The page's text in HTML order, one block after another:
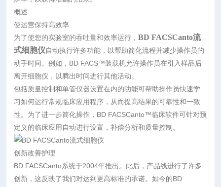
概述
使运营保持高效率
为了使您的实验室的吞吐量和效率运行，BD FACSCanto流
式细胞仪自动执行许多功能，以帮助简化流程并减少操作员的
动手时间。例如，BD FACS™装载机允许操作员在引入样品后
离开细胞仪，以腾出时间进行其他活动。
包括质量控制和单管仪器设置在内的功能可帮助操作员快速学
习如何运行常规临床应用程序，从而提高结果的可靠性和一致
性。为了进一步简化操作，BD FACSCanto™临床软件可针对预
定义的临床应用自动进行设置，补偿分析和质量控制。
创新改善护理
BD FACSCanto系统于2004年推出。此后，产品线进行了许多
创新，这反映了我们对达到更高标准的承诺。如今的BD